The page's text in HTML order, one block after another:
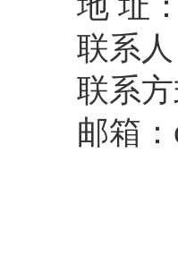
联系
联系方
邮箱：